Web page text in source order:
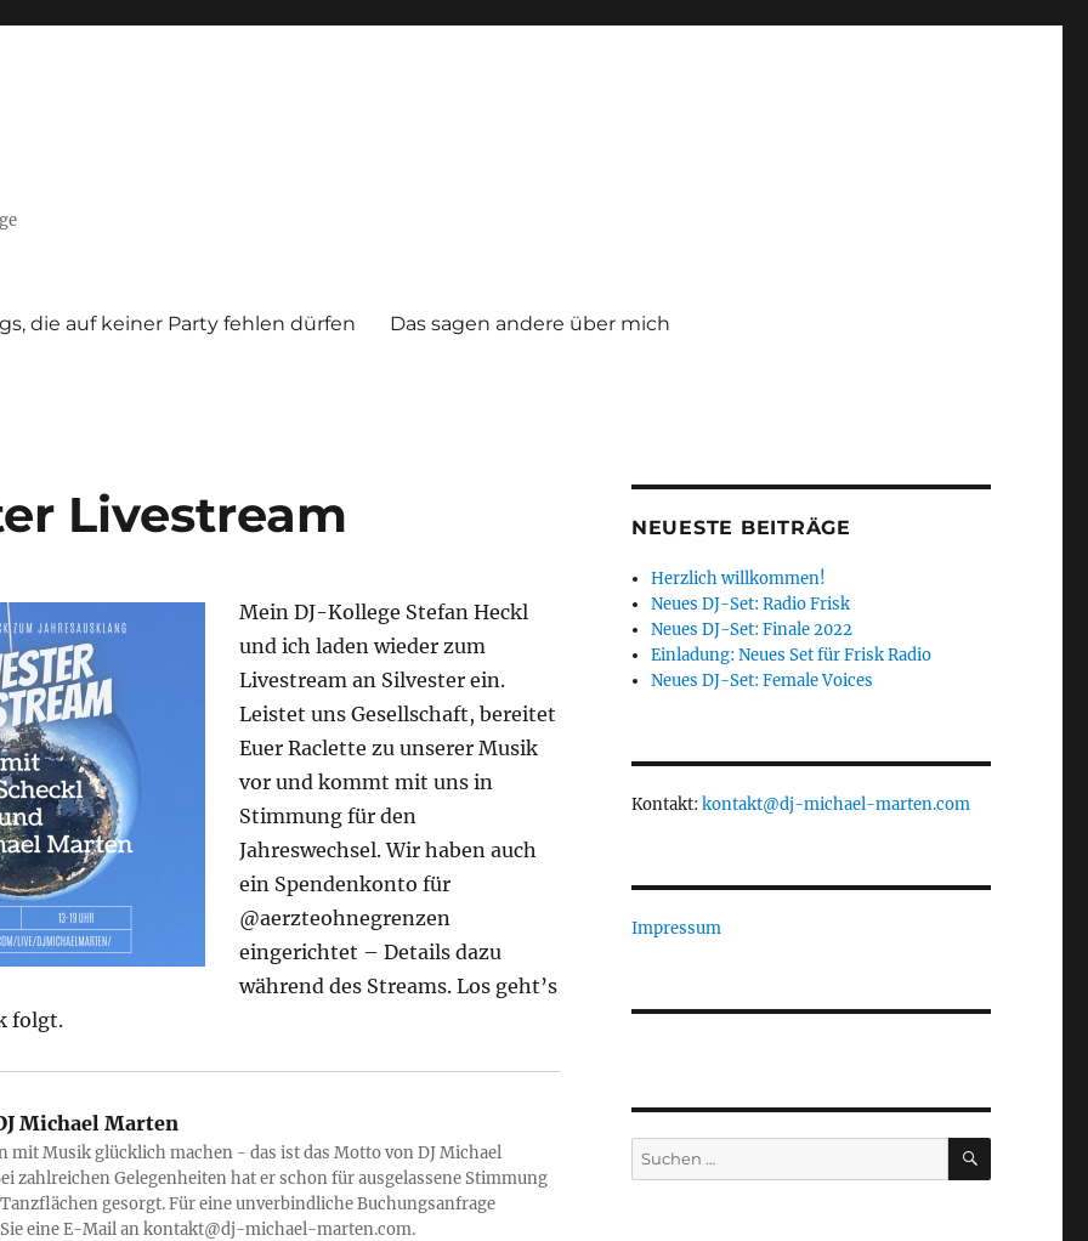
die auf keiner Party fehlen dürfen Das sagen andere über mich
Livestream
Mein DJ-Kollege Stefan Heckl
und ich laden wieder zum
Livestream an Silvester ein.
Leistet uns Gesellschaft, bereitet
Euer Raclette zu unserer Musik
vor und kommt mit uns in
Stimmung für den
Jahreswechsel. Wir haben auch
ein Spendenkonto für
@aerzteohnegrenzen
eingerichtet – Details dazu
während des Streams. Los geht’s
folgt.
Michael Marten
mit Musik glücklich machen - das ist das Motto von DJ Michael
zahlreichen Gelegenheiten hat er schon für ausgelassene Stimmung
gesorgt. Für eine unverbindliche Buchungsanfrage
eine E-Mail an kontakt@dj-michael-marten.com.
NEUESTE BEITRÄGE
Herzlich willkommen!
Neues DJ-Set: Radio Frisk
Neues DJ-Set: Finale 2022
Einladung: Neues Set für Frisk Radio
Neues DJ-Set: Female Voices
Kontakt: kontakt@dj-michael-marten.com
Impressum
Suchen
nach:
SUCHEN